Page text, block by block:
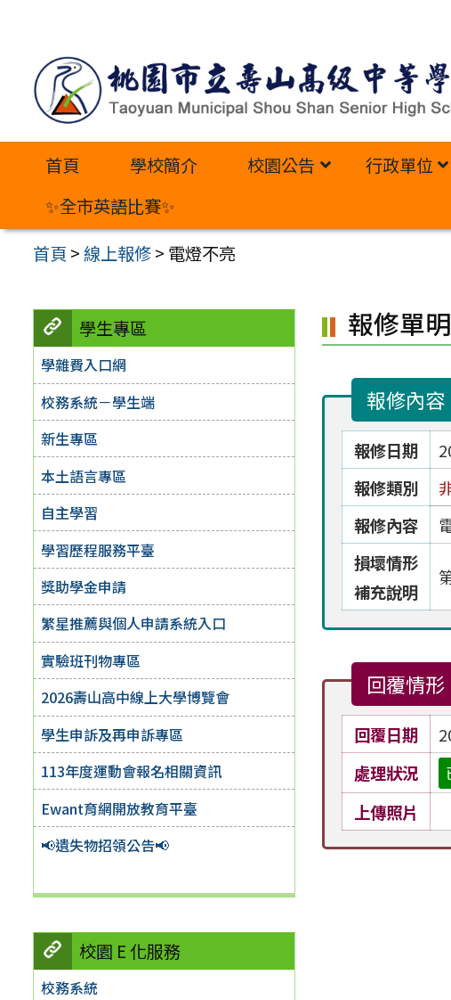
內
首頁 學校簡介 校園公告 行政單位
✨全市英語比賽✨
首頁 >線上報修> 電燈不亮
學生專區
學雜費入口網
校務系統－學生端
新生專區
本土語言專區
自主學習
學習歷程服務平臺
獎助學金申請
繁星推薦與個人申請系統入口
實驗班刊物專區
2026壽山高中線上大學博覽會
學生申訴及再申訴專區
113年度運動會報名相關資訊
Ewant育網開放教育平臺
📢遺失物招領公告📢
校園 E 化服務
校務系統
報修單
報修內容
報修日期
報修類別
報修內容
損壞情形
補充說明
回覆情形
回覆日期
處理狀況
上傳照片